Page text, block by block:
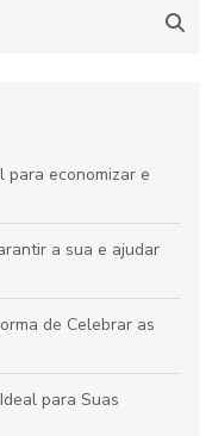
para economizar e
a sua e ajudar
de Celebrar as
para Suas